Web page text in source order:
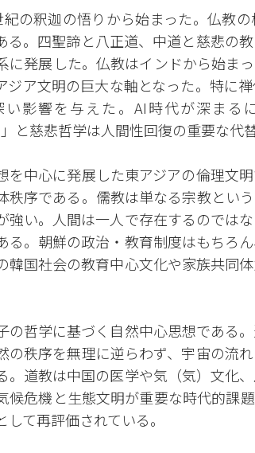
の釈迦の悟りから始まった。仏教
る。四聖諦と八正道、中道と慈悲の
に発展した。仏教はインドから始ま
ジア文明の巨大な軸となった。特に
影響を与えた。AI時代が深まる
と慈悲哲学は人間性回復の重要な代
を中心に発展した東アジアの倫理文
秩序である。儒教は単なる宗教とい
強い。人間は一人で存在するのでは
る。朝鮮の政治・教育制度はもちろ
韓国社会の教育中心文化や家族共同
の哲学に基づく自然中心思想である
の秩序を無理に逆らわず、宇宙の流
。道教は中国の医学や気（気）文化
候危機と生態文明が重要な時代的課
て再評価されている。